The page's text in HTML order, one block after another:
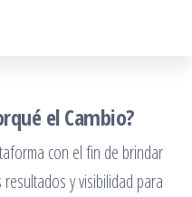
el Cambio?
con el fin de brindar
y visibilidad para